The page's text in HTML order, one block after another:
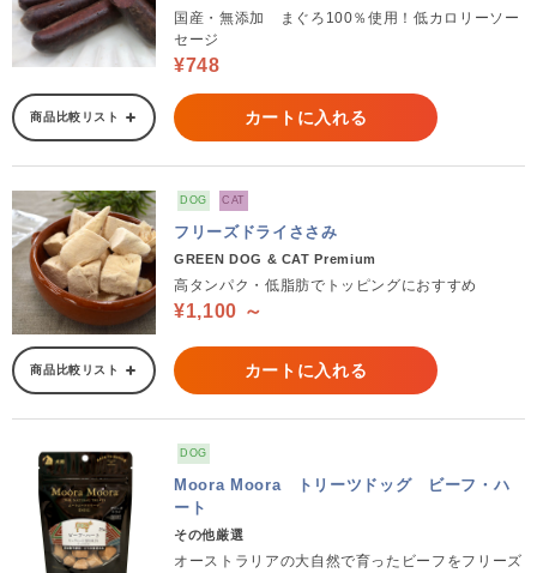
国産・無添加 まぐろ100％使用！低カロリーソー
セージ
¥748
商品比較リスト カートに入れる
DOG CAT
フリーズドライささみ
GREEN DOG & CAT Premium
高タンパク・低脂肪でトッピングにおすすめ
¥1,100 ～
商品比較リスト カートに入れる
DOG
Moora Moora トリーツドッグ ビーフ・ハ
ート
その他厳選
オーストラリアの大自然で育ったビーフをフリーズ